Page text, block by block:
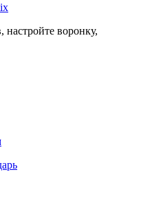
настройте воронку,